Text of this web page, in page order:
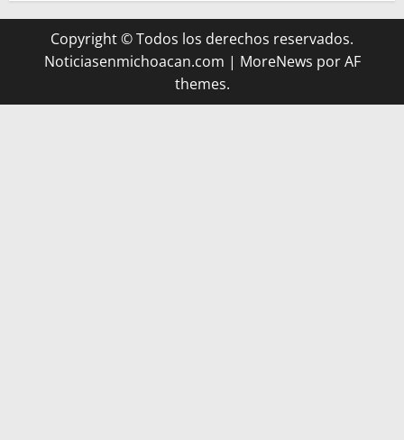
Copyright © Todos los derechos reservados.
Noticiasenmichoacan.com | MoreNews por AF
themes.